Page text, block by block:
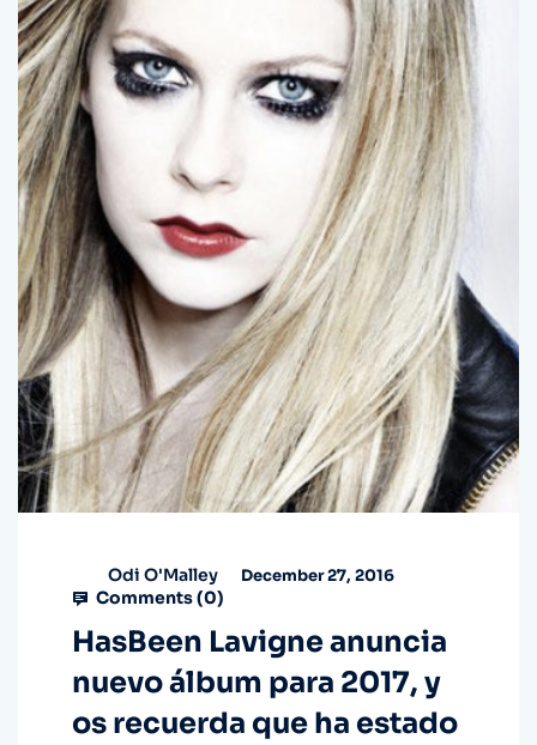
Odi O'Malley December 27, 2016
Comments (0)
HasBeen Lavigne anuncia
nuevo álbum para 2017, y
os recuerda que ha estado